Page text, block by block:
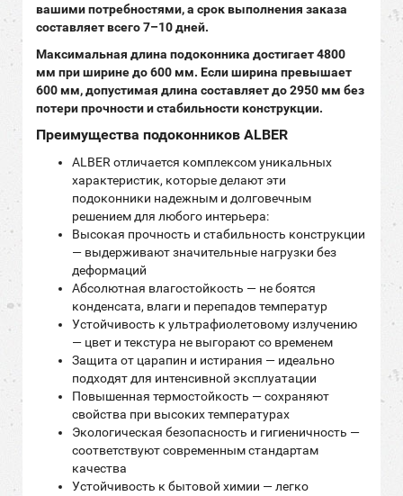
вашими потребностями, а срок выполнения заказа
составляет всего 7–10 дней.
Максимальная длина подоконника достигает 4800
мм при ширине до 600 мм. Если ширина превышает
600 мм, допустимая длина составляет до 2950 мм без
потери прочности и стабильности конструкции.
Преимущества подоконников ALBER
ALBER отличается комплексом уникальных
характеристик, которые делают эти
подоконники надежным и долговечным
решением для любого интерьера:
Высокая прочность и стабильность конструкции
— выдерживают значительные нагрузки без
деформаций
Абсолютная влагостойкость — не боятся
конденсата, влаги и перепадов температур
Устойчивость к ультрафиолетовому излучению
— цвет и текстура не выгорают со временем
Защита от царапин и истирания — идеально
подходят для интенсивной эксплуатации
Повышенная термостойкость — сохраняют
свойства при высоких температурах
Экологическая безопасность и гигиеничность —
соответствуют современным стандартам
качества
Устойчивость к бытовой химии — легко